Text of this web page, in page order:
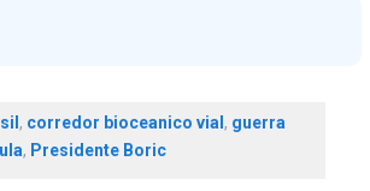
, corredor bioceanico vial, guerra
, Presidente Boric